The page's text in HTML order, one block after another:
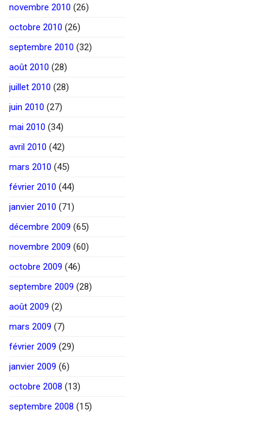
novembre 2010 (26)
octobre 2010 (26)
septembre 2010 (32)
août 2010 (28)
juillet 2010 (28)
juin 2010 (27)
mai 2010 (34)
avril 2010 (42)
mars 2010 (45)
février 2010 (44)
janvier 2010 (71)
décembre 2009 (65)
novembre 2009 (60)
octobre 2009 (46)
septembre 2009 (28)
août 2009 (2)
mars 2009 (7)
février 2009 (29)
janvier 2009 (6)
octobre 2008 (13)
septembre 2008 (15)